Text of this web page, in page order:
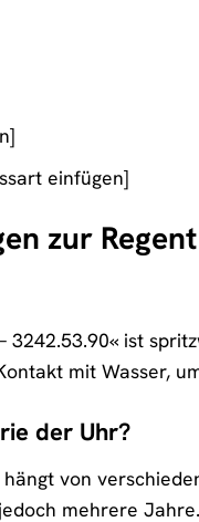
einfügen]
zur
3242.53.90« ist
mit Wasser,
der Uhr?
von
mehrere